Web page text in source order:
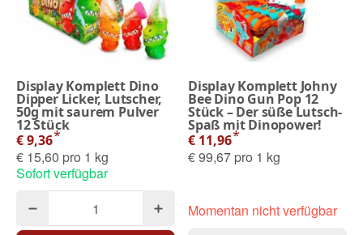
Display Komplett Dino
Dipper Licker, Lutscher,
50g mit saurem Pulver
12 Stück
€ 9,36*
€ 15,60 pro 1 kg
Sofort verfügbar
Display Komplett Johny
Bee Dino Gun Pop 12
Stück – Der süße Lutsch-
Spaß mit Dinopower!
€ 11,96*
€ 99,67 pro 1 kg
Momentan nicht verfügbar